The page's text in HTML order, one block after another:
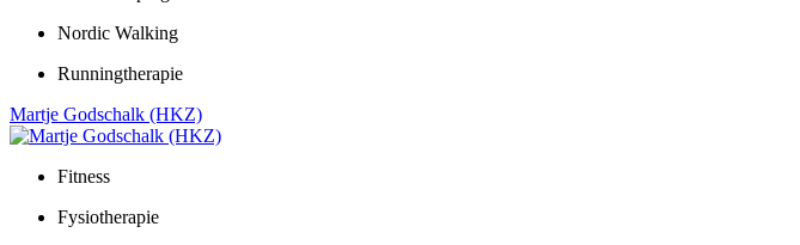
Nordic Walking
Runningtherapie
Martje Godschalk (HKZ)
Fitness
Fysiotherapie